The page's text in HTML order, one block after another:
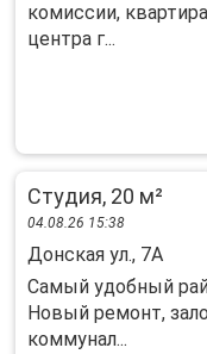
комиссии,
центра г...
Студия, 20 м²
04.08.26 15:38
Донская ул., 7А
Caмый удoбный
Hовый peмонт,
коммунал...